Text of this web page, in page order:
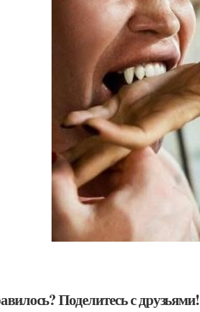
Поделитесь с друзьями!